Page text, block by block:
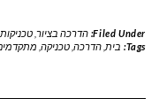
Filed Under: הדרכה בציור, טכניקות
Tags: בית הדרכה, טכניקה,